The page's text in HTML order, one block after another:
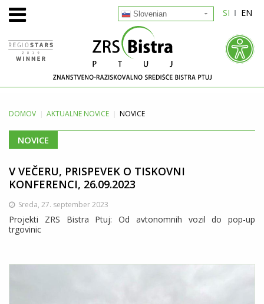
SI EN
Slovenian
DOMOV AKTUALNE NOVICE NOVICE
NOVICE
V VEČERU, PRISPEVEK O TISKOVNI
KONFERENCI, 26.09.2023
Sreda, 27. september 2023
Projekti ZRS Bistra Ptuj: Od avtonomnih vozil do pop-up
trgovinic